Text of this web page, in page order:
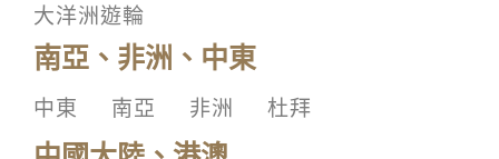
大洋洲遊輪
南亞、非洲、中東
中東 南亞 非洲 杜拜